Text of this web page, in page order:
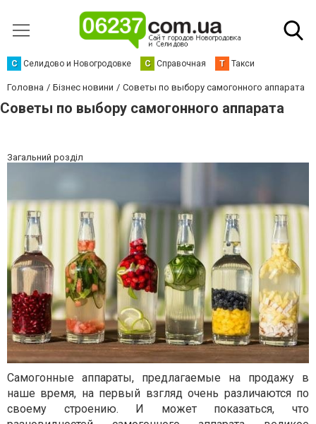
С Селидово и Новогродовке С Справочная Т Такси
Головна Бізнес новини Советы по выбору самогонного аппарата
Советы по выбору самогонного аппарата
Загальний розділ
Самогонные аппараты, предлагаемые на продажу в
наше время, на первый взгляд очень различаются по
своему строению. И может показаться, что